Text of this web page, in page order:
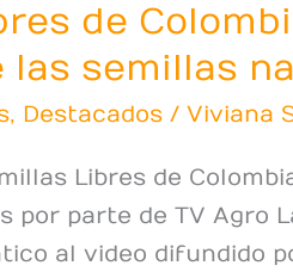
de
semillas
, Destacados /Viviana
Libres de
parte de TV Agro
al video difundido